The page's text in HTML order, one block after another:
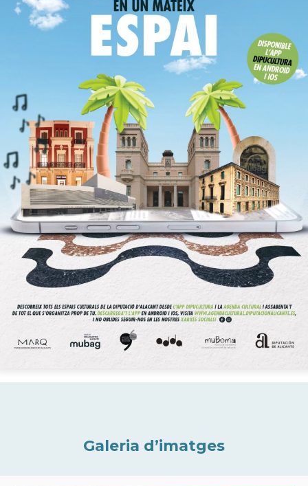
Galeria d’imatges